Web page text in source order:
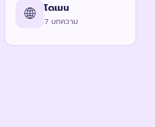
🌐 โดเมน
7 บทความ